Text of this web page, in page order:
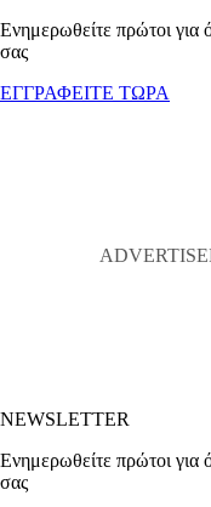
Ενημερωθείτε πρώτοι για
σας
ΕΓΓΡΑΦΕΙΤΕ ΤΩΡΑ
NEWSLETTER
Ενημερωθείτε πρώτοι για
σας